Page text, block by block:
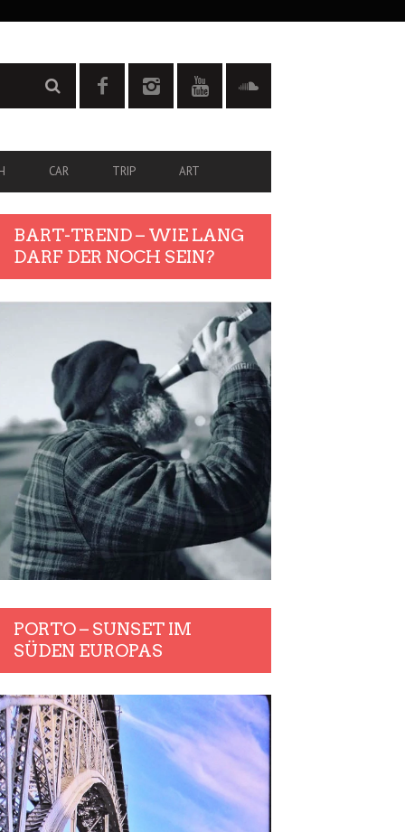
CAR TRIP ART
BART-TREND – WIE LANG
DARF DER NOCH SEIN?
PORTO – SUNSET IM
SÜDEN EUROPAS